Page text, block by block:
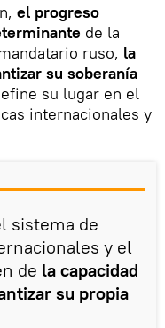
el progreso
de la
ruso, la
su soberanía
su lugar en el
internacionales y
sistema de
y el
de la capacidad
su propia